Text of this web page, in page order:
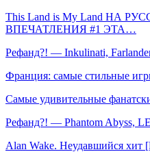
This Land is My Land НА
ВПЕЧАТЛЕНИЯ #1 ЭТА…
Рефанд?! — Inkulinati,
Франция: самые стильные
Самые удивительные
Рефанд?! — Phantom Abyss,
Alan Wake. Неудавшийся хит